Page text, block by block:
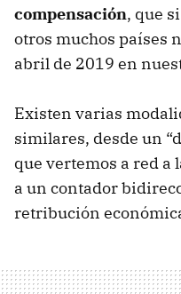
compensación, que
otros muchos países
abril de 2019 en
Existen varias
similares, desde un
que vertemos a red a
a un contador
retribución